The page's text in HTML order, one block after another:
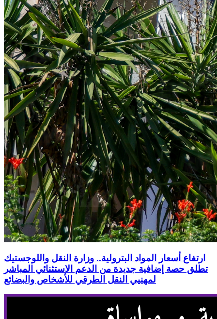
ارتفاع أسعار المواد البترولية.. وزارة النقل واللوجستيك
تطلق حصة إضافية جديدة من الدعم الاستثنائي المباشر
لمهنيي النقل الطرقي للأشخاص والبضائع